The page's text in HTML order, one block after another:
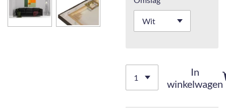
In
winkelwagen